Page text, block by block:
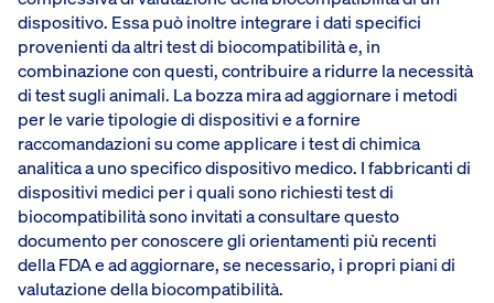
dispositivo. Essa può inoltre integrare i dati specifici
provenienti da altri test di biocompatibilità e, in
combinazione con questi, contribuire a ridurre la necessità
di test sugli animali. La bozza mira ad aggiornare i metodi
per le varie tipologie di dispositivi e a fornire
raccomandazioni su come applicare i test di chimica
analitica a uno specifico dispositivo medico. I fabbricanti di
dispositivi medici per i quali sono richiesti test di
biocompatibilità sono invitati a consultare questo
documento per conoscere gli orientamenti più recenti
della FDA e ad aggiornare, se necessario, i propri piani di
valutazione della biocompatibilità.